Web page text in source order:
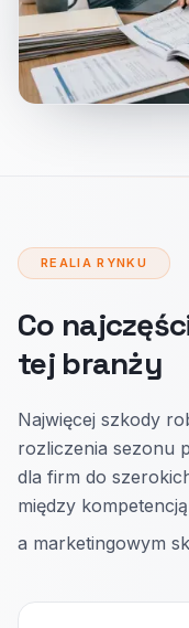
REALIA RYNKU
Co
tej branży
Najwięcej szkody
rozliczenia sezonu
dla firm do
między kompetencją
a marketingowym